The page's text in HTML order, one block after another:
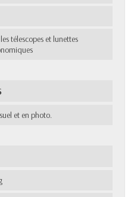
télescopes et lunettes
et en photo.